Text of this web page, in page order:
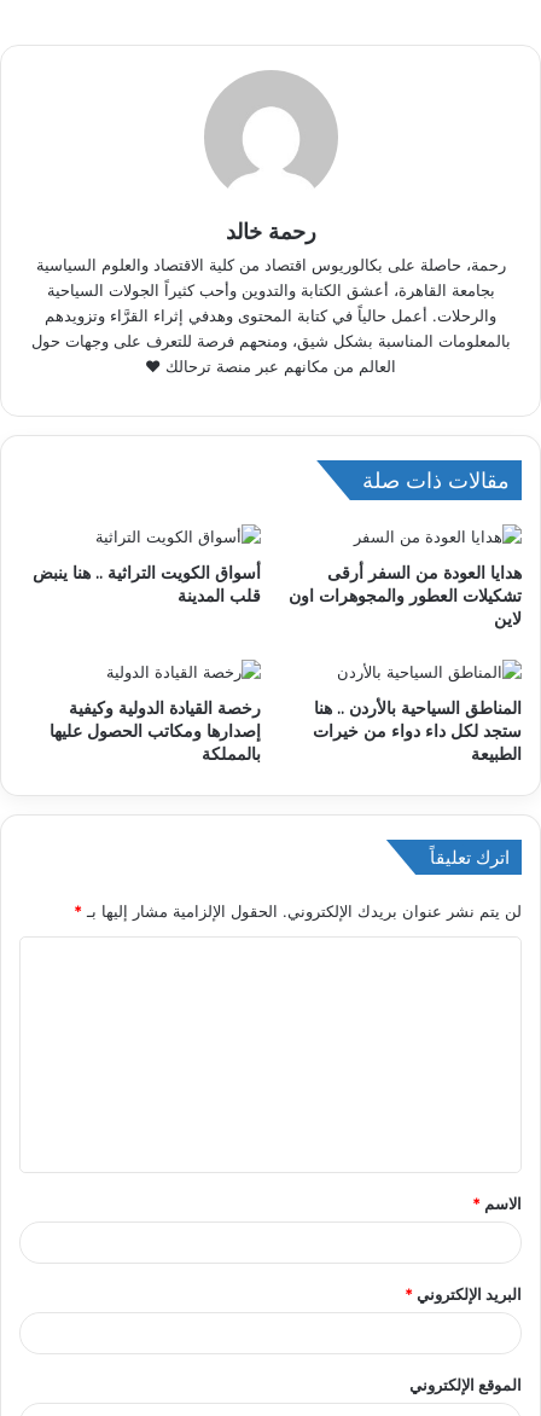
رحمة خالد
رحمة، حاصلة على بكالوريوس اقتصاد من كلية الاقتصاد والعلوم السياسية
بجامعة القاهرة، أعشق الكتابة والتدوين وأحب كثيراً الجولات السياحية
والرحلات. أعمل حالياً في كتابة المحتوى وهدفي إثراء القرَّاء وتزويدهم
بالمعلومات المناسبة بشكل شيق، ومنحهم فرصة للتعرف على وجهات حول
العالم من مكانهم عبر منصة ترحالك ♥
مقالات ذات صلة
هدايا العودة من السفر أرقى
تشكيلات العطور والمجوهرات اون
لاين
أسواق الكويت التراثية .. هنا ينبض
قلب المدينة
المناطق السياحية بالأردن .. هنا
ستجد لكل داء دواء من خيرات
الطبيعة
رخصة القيادة الدولية وكيفية
إصدارها ومكاتب الحصول عليها
بالمملكة
اترك تعليقاً
لن يتم نشر عنوان بريدك الإلكتروني. الحقول الإلزامية مشار إليها بـ *
ق
*
الاسم *
البريد الإلكتروني*
الموقع الإلكتروني